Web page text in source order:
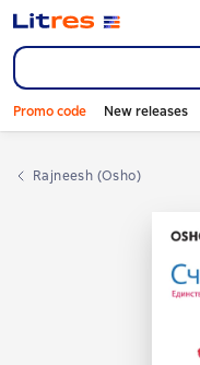
Promo code New releases
Rajneesh (Osho)